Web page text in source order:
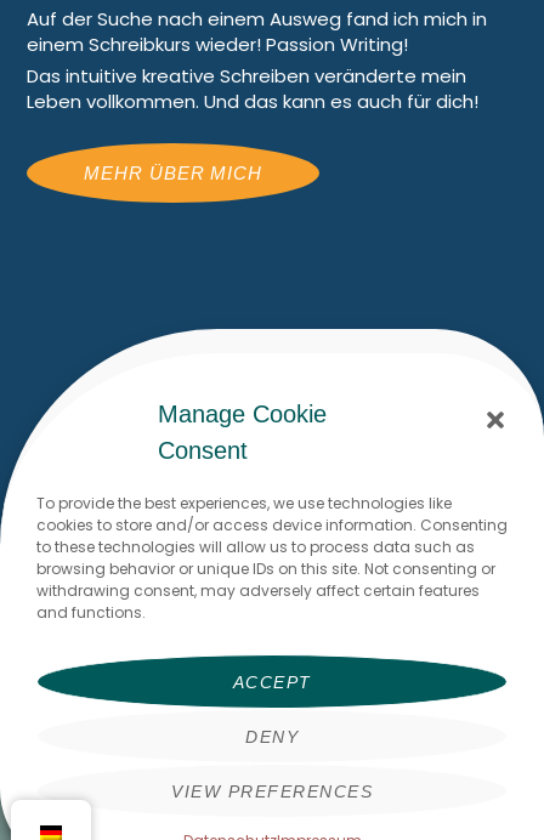
Manage Cookie
Consent
To provide the best experiences, we use technologies like
cookies to store and/or access device information. Consenting
to these technologies will allow us to process data such as
browsing behavior or unique IDs on this site. Not consenting or
withdrawing consent, may adversely affect certain features
and functions.
ACCEPT
DENY
VIEW PREFERENCES
Auf der Suche nach einem Ausweg fand ich mich in
einem Schreibkurs wieder! Passion Writing!
Das intuitive kreative Schreiben veränderte mein
Leben vollkommen. Und das kann es auch für dich!
MEHR ÜBER MICH
© thewritingflow 2026
AGB Datenschutz Impressum